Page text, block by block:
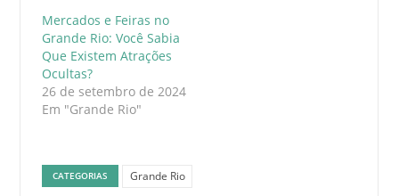
Mercados e Feiras no
Grande Rio: Você Sabia
Que Existem Atrações
Ocultas?
26 de setembro de 2024
Em "Grande Rio"
CATEGORIAS Grande Rio